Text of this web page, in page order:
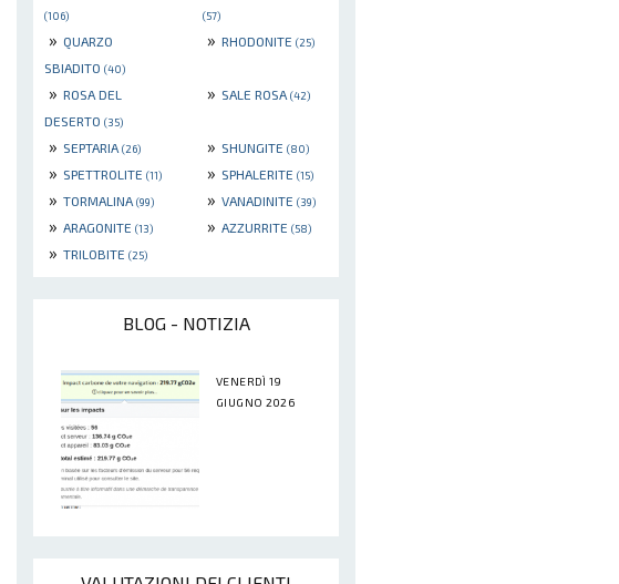
(106) (57)
» QUARZO
SBIADITO (40)
» RHODONITE (25)
» ROSA DEL
DESERTO (35)
» SALE ROSA (42)
» SEPTARIA (26) » SHUNGITE (80)
» SPETTROLITE (11) » SPHALERITE (15)
» TORMALINA (99) » VANADINITE (39)
» ARAGONITE (13) » AZZURRITE (58)
» TRILOBITE (25)
BLOG - NOTIZIA
VENERDÌ 19
GIUGNO 2026